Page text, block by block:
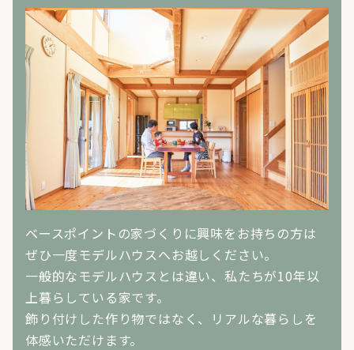
ベースポイントの家づくりに興味をお持ちの方は
ぜひ一度モデルハウスへお越しください。
一般的なモデルハウスとは違い、私たちが10年以
上暮らしている家です。
飾り付けした作り物ではなく、リアルな暮らしを
体感いただけます。